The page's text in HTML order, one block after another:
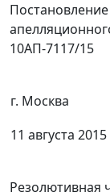
10АП-7117/15
г. Москва
11 августа 2015
Резолютивная